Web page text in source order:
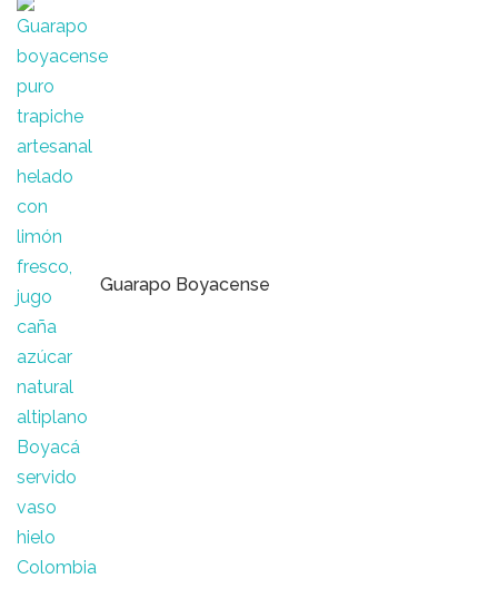
Guarapo Boyacense